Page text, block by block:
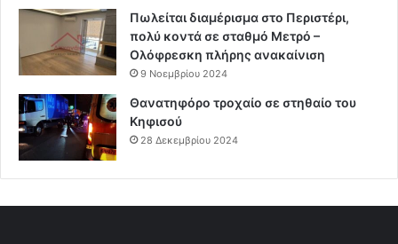
Πωλείται διαμέρισμα στο Περιστέρι,
πολύ κοντά σε σταθμό Μετρό –
Ολόφρεσκη πλήρης ανακαίνιση
9 Νοεμβρίου 2024
Θανατηφόρο τροχαίο σε στηθαίο του
Κηφισού
28 Δεκεμβρίου 2024